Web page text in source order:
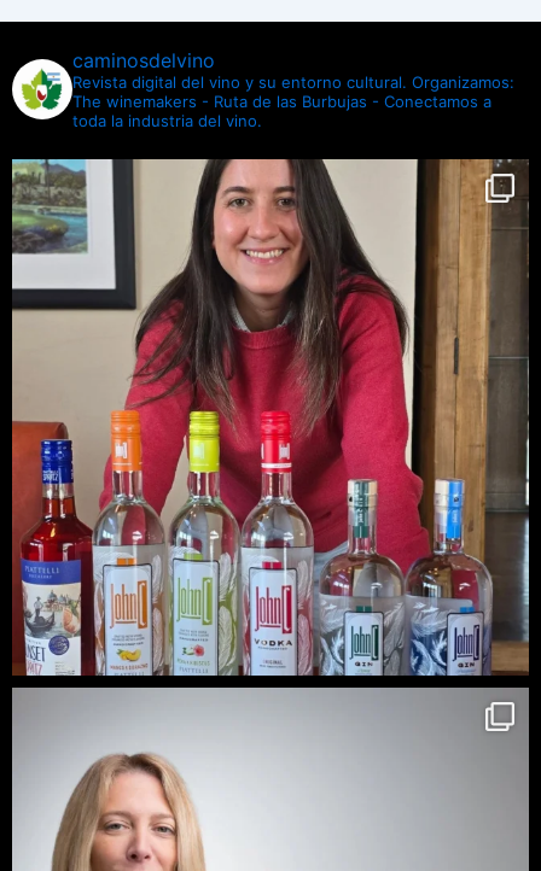
caminosdelvino
Revista digital del vino y su entorno cultural. Organizamos:
The winemakers - Ruta de las Burbujas - Conectamos a
toda la industria del vino.